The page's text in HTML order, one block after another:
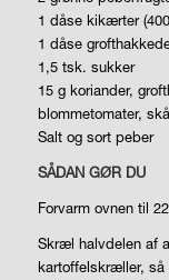
1 dåse kikærter
1 dåse
1,5 tsk. sukker
15 g koriander,
blommetomater,
Salt og sort peber
SÅDAN GØR DU
Forvarm ovnen til
Skræl halvdelen af
kartoffelskræller, så